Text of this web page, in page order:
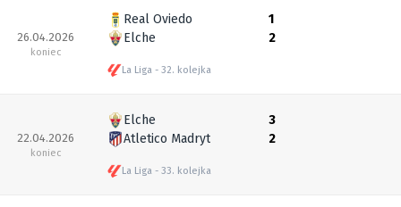
26.04.2026
koniec
Real Oviedo
Elche
La Liga 32. kolejka
1
2
22.04.2026
koniec
Elche
Atletico Madryt
La Liga 33. kolejka
3
2